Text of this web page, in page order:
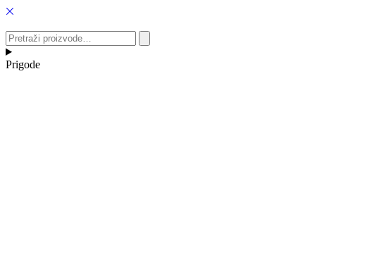
Idi
sadržaj
Pretraži
proizvode…
Prigode